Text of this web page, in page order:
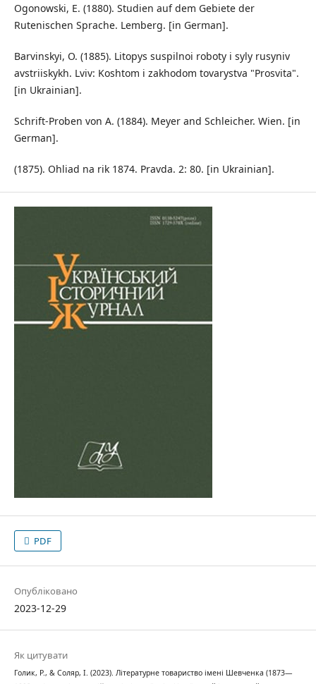
Ogonowski, E. (1880). Studien auf dem Gebiete der
Rutenischen Sprache. Lemberg. [in German].
Barvinskyi, O. (1885). Litopys suspilnoi roboty i syly rusyniv
avstriiskykh. Lviv: Koshtom i zakhodom tovarystva "Prosvita".
[in Ukrainian].
Schrift-Proben von A. (1884). Meyer and Schleicher. Wien. [in
German].
(1875). Ohliad na rik 1874. Pravda. 2: 80. [in Ukrainian].
PDF
Опубліковано
2023-12-29
Як цитувати
Голик, Р., & Соляр, І. (2023). Літературне товариство імені Шевченка (1873—